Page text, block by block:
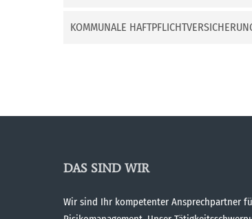
KOMMUNALE
DAS SIND WIR
Wir sind Ihr kompetenter Ansprechpartner